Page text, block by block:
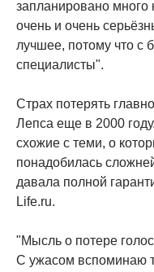
запланировано много
очень и очень
лучшее, потому что с
специалисты".
Страх потерять
Лепса еще в 2000
схожие с теми, о
понадобилась
давала полной
Life.ru.
"Мысль о потере
С ужасом вспоминаю